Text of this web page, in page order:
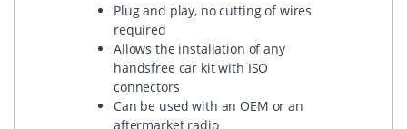
Plug and play, no cutting of wires
required
Allows the installation of any
handsfree car kit with ISO
connectors
Can be used with an OEM or an
aftermarket radio